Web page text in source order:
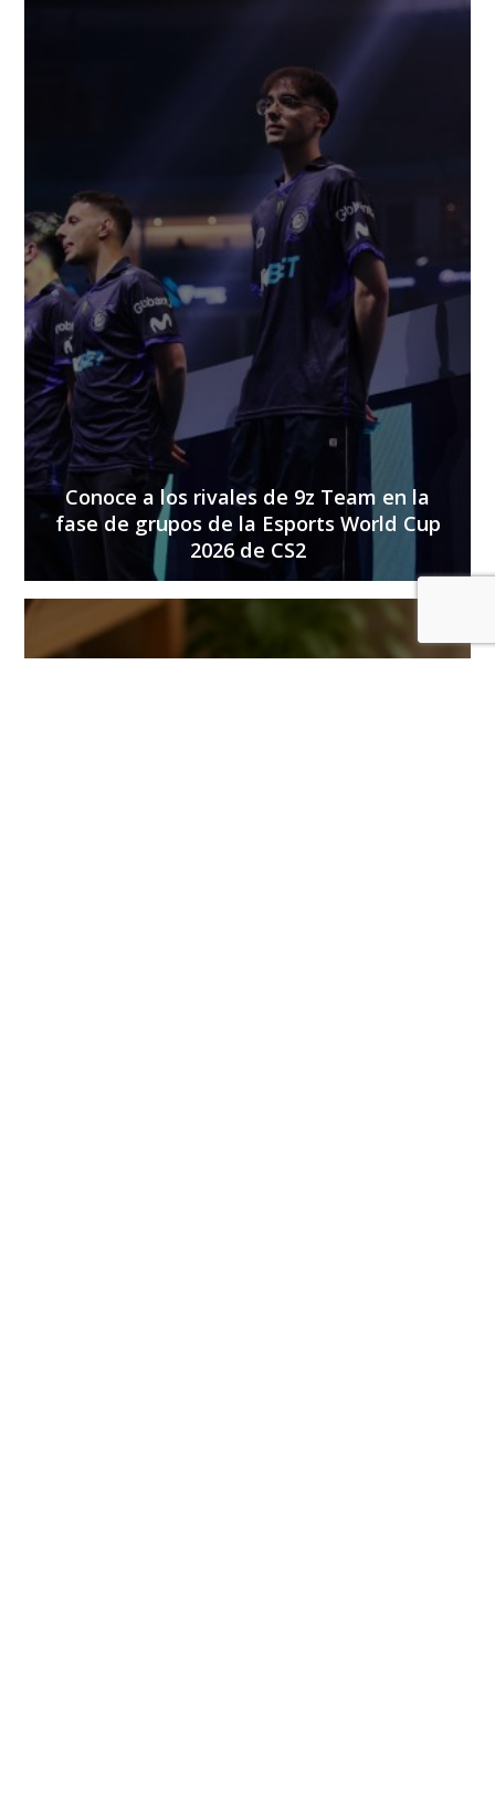
Conoce a los rivales de 9z Team en la
fase de grupos de la Esports World Cup
2026 de CS2